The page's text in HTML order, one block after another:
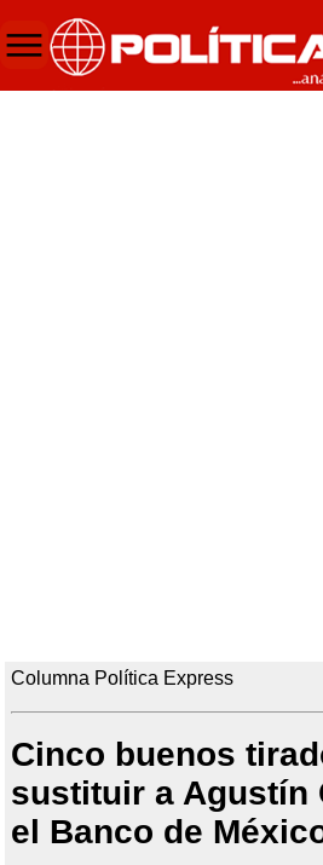
Columna Política Express
Cinco buenos
sustituir a Agustín
el Banco de